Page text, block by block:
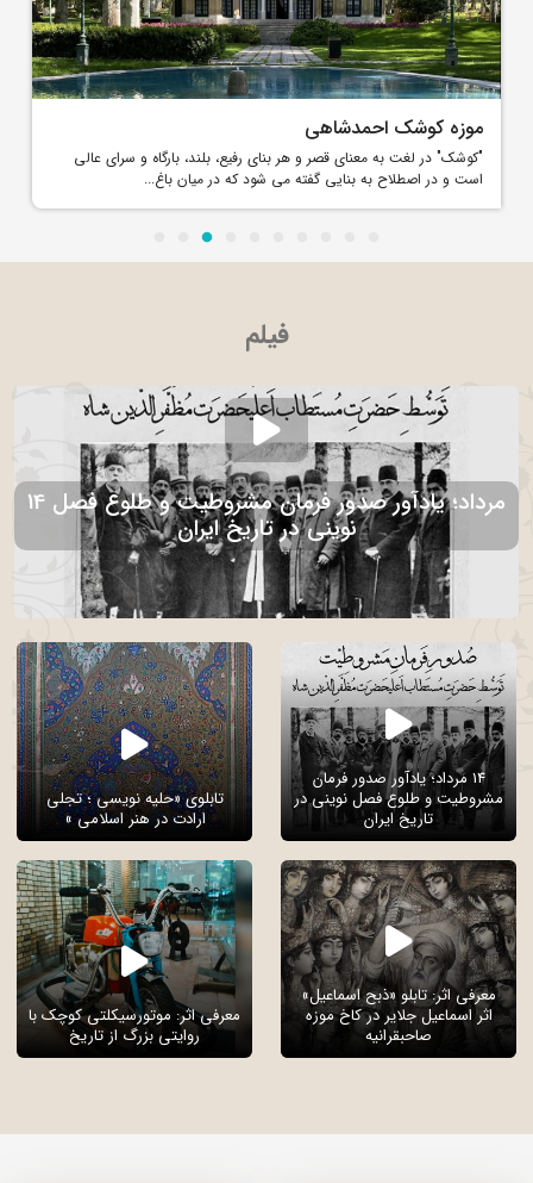
موزه کوشک احمدشاهی
"کوشک" در لغت به معنای قصر و هر بنای رفیع، بلند، بارگاه و سرای عالی
است و در اصطلاح به بنایی گفته می شود که در میان باغ...
فیلم
14 مرداد؛ یادآور صدور فرمان مشروطیت و طلوع فصل
نوینی در تاریخ ایران
14 مرداد؛ یادآور صدور فرمان
مشروطیت و طلوع فصل نوینی در
تاریخ ایران
تابلوی «حلیه نویسی ؛ تجلی
ارادت در هنر اسلامی »
معرفی اثر: تابلو «ذبح اسماعیل»
اثر اسماعیل جلایر در کاخ موزه
صاحبقرانیه
معرفی اثر: موتورسیکلتی کوچک با
روایتی بزرگ از تاریخ